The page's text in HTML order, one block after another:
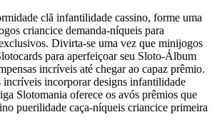
clã infantilidade cassino, forme uma
criancice demanda-níqueis para
Divirta-se uma vez que minijogos
para aperfeiçoar seu Sloto-Álbum
incríveis até chegar ao capaz prêmio.
incorporar designs infantilidade
Slotomania oferece os avós prêmios que
puerilidade caça-níqueis criancice primeira